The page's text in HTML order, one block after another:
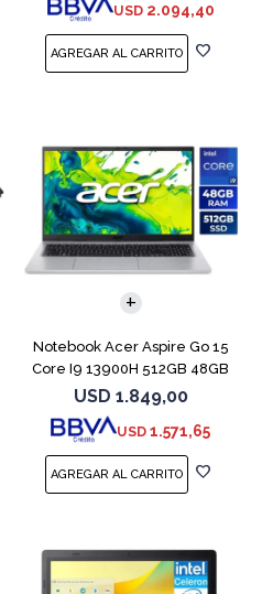
USD 2.094,40
Notebook Acer Aspire Go 15
Core I9 13900H 512GB 48GB
15.6"
USD 1.849,00
USD 1.571,65
COMPARAR